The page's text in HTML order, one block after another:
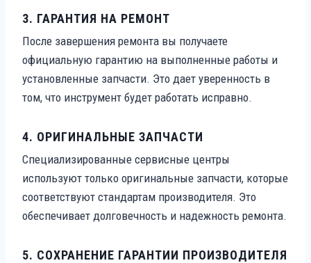
3. ГАРАНТИЯ НА РЕМОНТ
После завершения ремонта вы получаете
официальную гарантию на выполненные работы и
установленные запчасти. Это дает уверенность в
том, что инструмент будет работать исправно.
4. ОРИГИНАЛЬНЫЕ ЗАПЧАСТИ
Специализированные сервисные центры
используют только оригинальные запчасти, которые
соответствуют стандартам производителя. Это
обеспечивает долговечность и надежность ремонта.
5. СОХРАНЕНИЕ ГАРАНТИИ ПРОИЗВОДИТЕЛЯ